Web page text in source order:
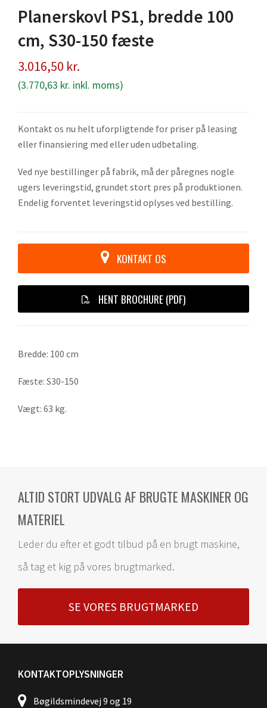
Planerskovl PS1, bredde 100
cm, S30-150 fæste
3.016,50 kr.
(3.770,63 kr. inkl. moms)
Kontakt os nu helt uforpligtende for priser på leasing
eller finansiering med eller uden udbetaling.
Ved nye bestillinger på fabrik, må der påregnes nogle
ugers leveringstid, grundet stort pres på produktionen.
Endelig forventet leveringstid oplyses ved bestilling.
KONTAKT OS
HENT BROCHURE (PDF)
Bredde: 100 cm
Fæste: S30-150
Vægt: 63 kg.
ALTID STORT UDVALG AF BRUGTE MASKINER OG
MATERIEL
Leder du efter et godt tilbud på en brugt maskine,
så tag et kig på vores brugtmarked.
SE VORES BRUGTMARKED
KONTAKTOPLYSNINGER
Bøgildsmindevej 9 og 19